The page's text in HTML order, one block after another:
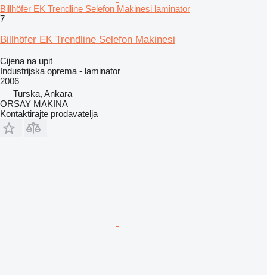
Billhöfer EK Trendline Selefon Makinesi laminator
7
Billhöfer EK Trendline Selefon Makinesi
Cijena na upit
Industrijska oprema - laminator
2006
Turska, Ankara
ORSAY MAKINA
Kontaktirajte prodavatelja